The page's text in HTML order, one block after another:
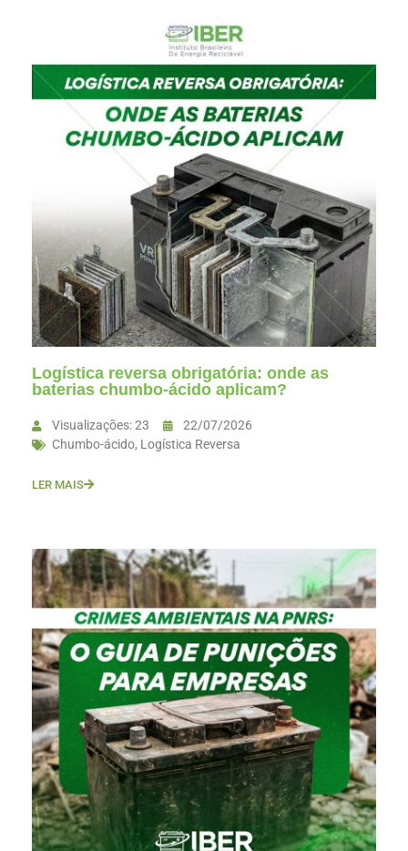
Logística reversa obrigatória: onde as
baterias chumbo-ácido aplicam?
Visualizações: 23
22/07/2026
Chumbo-ácido, Logística Reversa
LER MAIS